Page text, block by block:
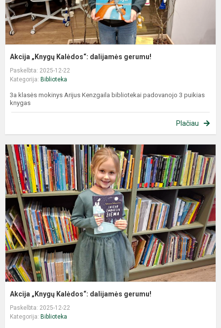
Akcija „Knygų Kalėdos“: dalijamės gerumu!
Paskelbta: 2025-12-22
Kategorija: Biblioteka
3a klasės mokinys Arijus Kenzgaila bibliotekai padovanojo 3 puikias
knygas
Plačiau
Akcija „Knygų Kalėdos“: dalijamės gerumu!
Paskelbta: 2025-12-22
Kategorija: Biblioteka